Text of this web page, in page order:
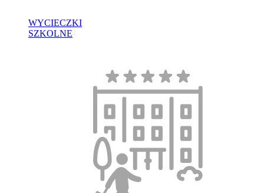
WYCIECZKI
SZKOLNE